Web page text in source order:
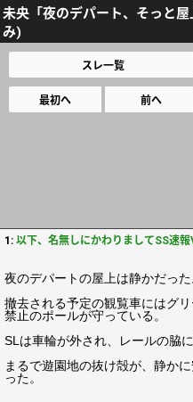
未央「夜のデパート、そっと
み)
スレ一覧
最初へ 前へ
1: 以下、名無しにかわりましてSS速
夜のデパートの屋上は静かだった
撤去される予定の観覧車にはグ
禁止のポールが守っている。
SLは車輪が外され、レールの脇
まるで遊園地の抜け殻が、静か
った。